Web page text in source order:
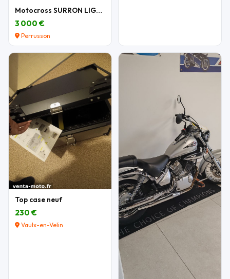
Motocross SURRON LIGHT BEE X 2026
3 000 €
Perrusson
Top case neuf
230 €
Vaulx-en-Velin